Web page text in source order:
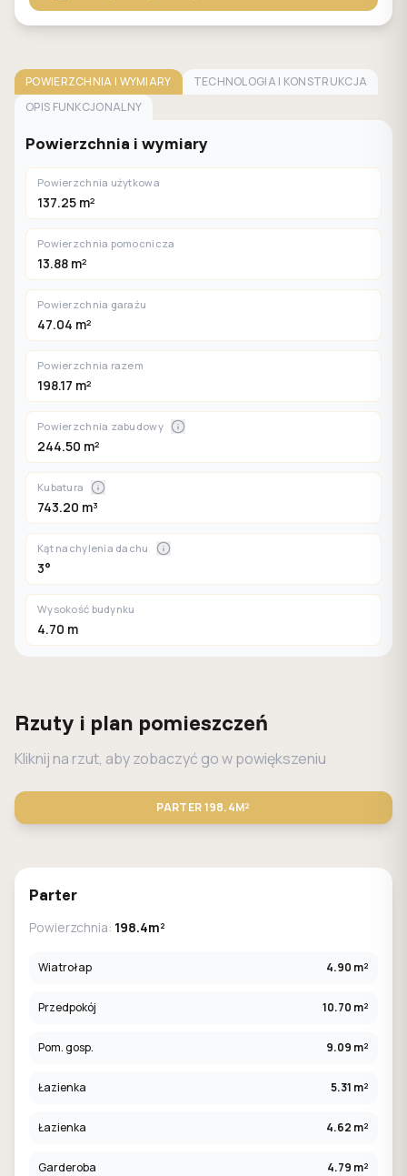
POWIERZCHNIA I WYMIARY
TECHNOLOGIA I KONSTRUKCJA
OPIS FUNKCJONALNY
Powierzchnia i wymiary
Powierzchnia użytkowa
137.25 m²
Powierzchnia pomocnicza
13.88 m²
Powierzchnia garażu
47.04 m²
Powierzchnia razem
198.17 m²
Powierzchnia zabudowy
244.50 m²
Kubatura
743.20 m³
Kąt nachylenia dachu
3°
Wysokość budynku
4.70 m
Rzuty i plan pomieszczeń
Kliknij na rzut, aby zobaczyć go w powiększeniu
PARTER198.4M²
Parter
Powierzchnia: 198.4m²
Wiatrołap 4.90 m²
Przedpokój 10.70 m²
Pom. gosp. 9.09 m²
Łazienka 5.31 m²
Łazienka 4.62 m²
Garderoba 4.79 m²